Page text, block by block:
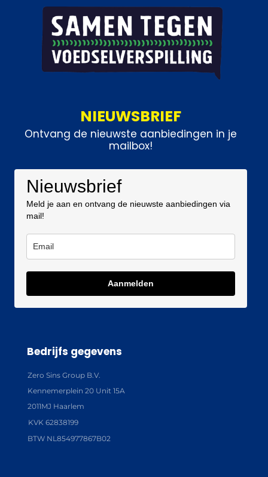
NIEUWSBRIEF
Ontvang de nieuwste aanbiedingen in je
mailbox!
Nieuwsbrief
Meld je aan en ontvang de nieuwste aanbiedingen via
mail!
Aanmelden
Bedrijfs gegevens
Zero Sins Group B.V.
Kennemerplein 20 Unit 15A
2011MJ Haarlem
KVK 62838199
BTW NL854977867B02